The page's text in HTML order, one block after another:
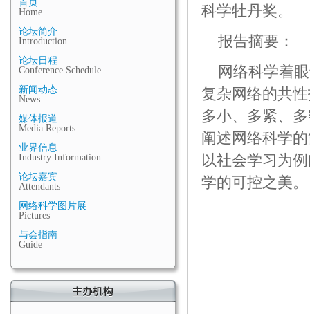
首页
Home
论坛简介
Introduction
论坛日程
Conference Schedule
新闻动态
News
媒体报道
Media Reports
业界信息
Industry Information
论坛嘉宾
Attendants
网络科学图片展
Pictures
与会指南
Guide
科学牡丹奖。
报告摘要：
网络科学着
复杂网络的共
多小、多紧、
阐述网络科学
以社会学习为
学的可控之美。